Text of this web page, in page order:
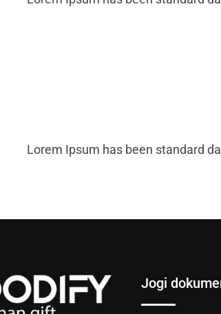
Lorem Ipsum has been standard
Jogi